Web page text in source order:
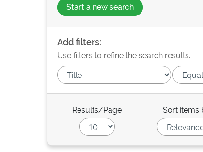
Start a new search
Add filters:
Use filters to refine the search results.
Results/Page Sort items